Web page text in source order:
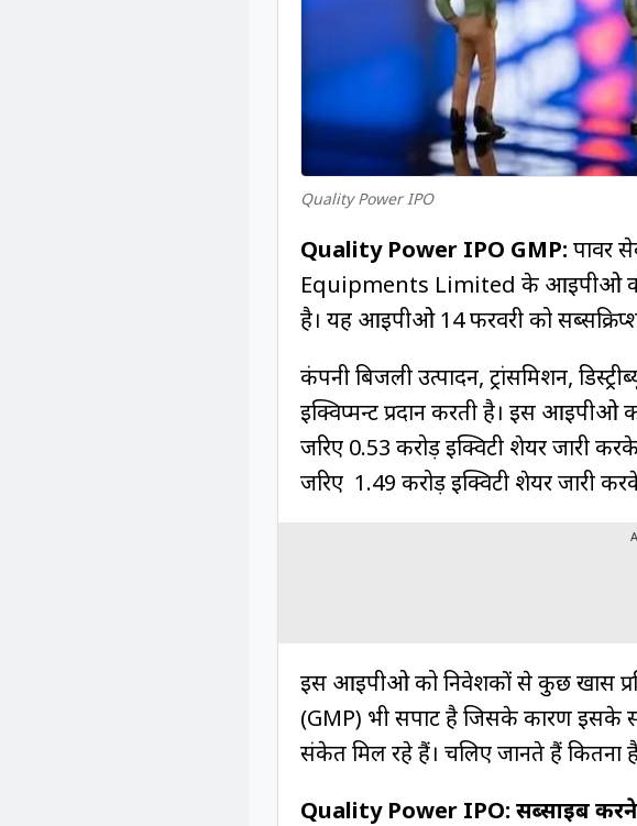
Quality Power IPO
Quality Power IPO GMP: पावर
Equipments Limited के आईपीओ को
है। यह आईपीओ 14 फरवरी को
कंपनी बिजली उत्पादन, ट्रांसमिशन,
इक्विप्मन्ट प्रदान करती है। इस
जरिए 0.53 करोड़ इक्विटी शेयर जारी
जरिए 1.49 करोड़ इक्विटी शेयर जारी
इस आईपीओ को निवेशकों से कुछ खास
(GMP) भी सपाट है जिसके कारण इसके
संकेत मिल रहे हैं। चलिए जानते हैं
Quality Power IPO: सब्सक्राइब